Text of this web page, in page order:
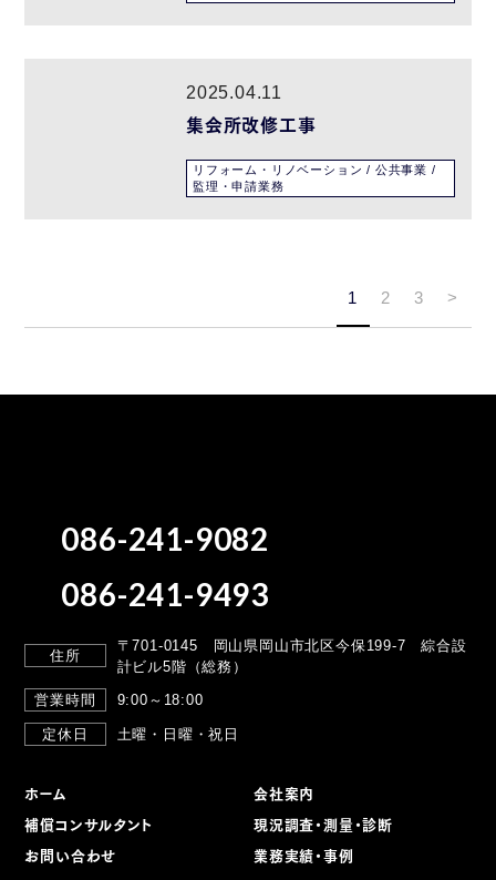
2025.04.11
集会所改修工事
リフォーム・リノベーション / 公共事業 /
監理・申請業務
1 2 3 >
086-241-9082
086-241-9493
住所
〒701-0145 岡山県岡山市北区今保199-7綜合設
計ビル5階（総務）
営業時間
9:00～18:00
定休日 土曜・日曜・祝日
ホーム
会社案内
補償コンサルタント
現況調査・測量・診断
お問い合わせ
業務実績・事例